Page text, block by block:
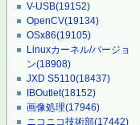
V-USB(19152)
OpenCV(19134)
OSx86(19105)
Linuxカーネル/バージョ
ン(18908)
JXD S5110(18437)
IBOutlet(18152)
画像処理(17946)
ニコニコ技術部(17442)